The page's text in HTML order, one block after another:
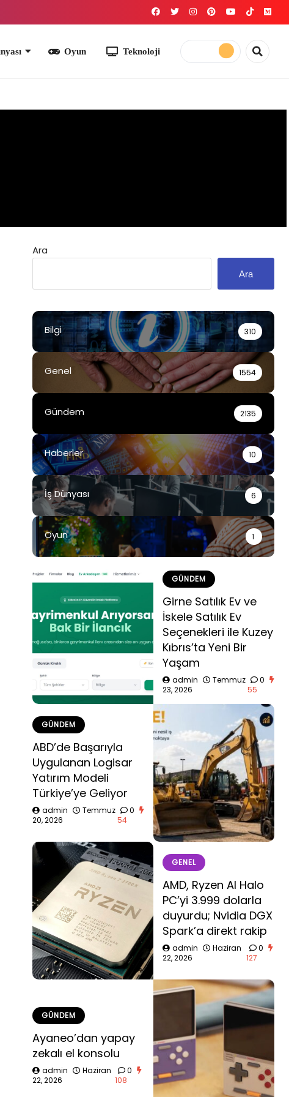
Teknoloji
Ara
Ara
Bilgi 310
Genel 1554
Gündem 2135
Haberler 10
İş Dünyası 6
Oyun 1
GÜNDEM
Girne Satılık Ev ve
İskele Satılık Ev
Seçenekleri ile Kuzey
Kıbrıs’ta Yeni Bir
Yaşam
admin
Temmuz
23, 2026
0
55
GÜNDEM
ABD’de Başarıyla
Uygulanan Logisar
Yatırım Modeli
Türkiye’ye Geliyor
admin
Temmuz
20, 2026
0
54
GENEL
AMD, Ryzen AI Halo
PC’yi 3.999 dolarla
duyurdu; Nvidia DGX
Spark’a direkt rakip
admin
Haziran
22, 2026
0
127
GÜNDEM
Ayaneo’dan yapay
zekalı el konsolu
admin
Haziran
22, 2026
0
108